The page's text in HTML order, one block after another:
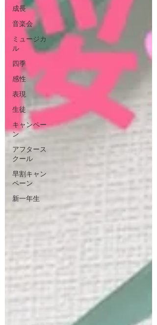
成長
音楽会
ミュージカ
ル
四季
感性
表現
生徒
キャンペー
ン
アフタース
クール
早割キャン
ペーン
新一年生